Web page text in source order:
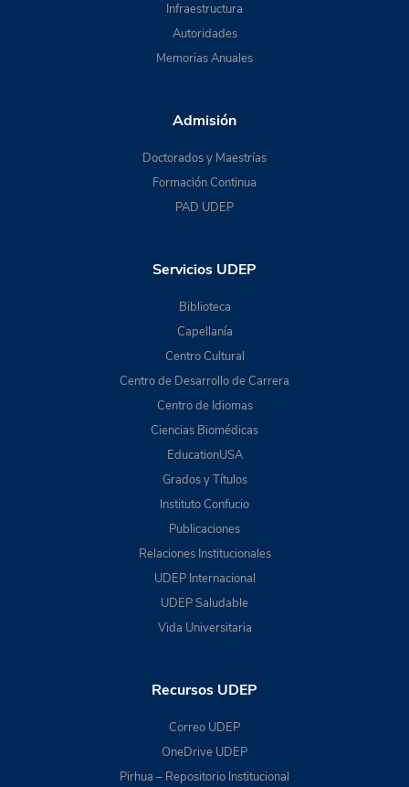
Infraestructura
Autoridades
Memorias Anuales
Admisión
Doctorados y Maestrías
Formación Continua
PAD UDEP
Servicios UDEP
Biblioteca
Capellanía
Centro Cultural
Centro de Desarrollo de Carrera
Centro de Idiomas
Ciencias Biomédicas
EducationUSA
Grados y Títulos
Instituto Confucio
Publicaciones
Relaciones Institucionales
UDEP Internacional
UDEP Saludable
Vida Universitaria
Recursos UDEP
Correo UDEP
OneDrive UDEP
Pirhua – Repositorio Institucional